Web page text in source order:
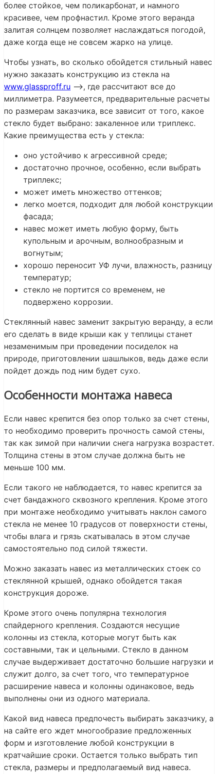
более стойкое, чем поликарбонат, и намного
красивее, чем профнастил. Кроме этого веранда
залитая солнцем позволяет наслаждаться погодой,
даже когда еще не совсем жарко на улице.
Чтобы узнать, во сколько обойдется стильный навес
нужно заказать конструкцию из стекла на
www.glassproff.ru —>, где рассчитают все до
миллиметра. Разумеется, предварительные расчеты
по размерам заказчика, все зависит от того, какое
стекло будет выбрано: закаленное или триплекс.
Какие преимущества есть у стекла:
оно устойчиво к агрессивной среде;
достаточно прочное, особенно, если выбрать
триплекс;
может иметь множество оттенков;
легко моется, подходит для любой конструкции
фасада;
навес может иметь любую форму, быть
купольным и арочным, волнообразным и
вогнутым;
хорошо переносит УФ лучи, влажность, разницу
температур;
стекло не портится со временем, не
подвержено коррозии.
Стеклянный навес заменит закрытую веранду, а если
его сделать в виде крыши как у теплицы станет
незаменимым при проведении посиделок на
природе, приготовлении шашлыков, ведь даже если
пойдет дождь под ним будет сухо.
Особенности монтажа навеса
Если навес крепится без опор только за счет стены,
то необходимо проверить прочность самой стены,
так как зимой при наличии снега нагрузка возрастет.
Толщина стены в этом случае должна быть не
меньше 100 мм.
Если такого не наблюдается, то навес крепится за
счет бандажного сквозного крепления. Кроме этого
при монтаже необходимо учитывать наклон самого
стекла не менее 10 градусов от поверхности стены,
чтобы влага и грязь скатывалась в этом случае
самостоятельно под силой тяжести.
Можно заказать навес из металлических стоек со
стеклянной крышей, однако обойдется такая
конструкция дороже.
Кроме этого очень популярна технология
спайдерного крепления. Создаются несущие
колонны из стекла, которые могут быть как
составными, так и цельными. Стекло в данном
случае выдерживает достаточно большие нагрузки и
служит долго, за счет того, что температурное
расширение навеса и колонны одинаковое, ведь
выполнены они из одного материала.
Какой вид навеса предпочесть выбирать заказчику, а
на сайте его ждет многообразие предложенных
форм и изготовление любой конструкции в
кратчайшие сроки. Остается только выбрать тип
стекла, размеры и предполагаемый вид навеса.